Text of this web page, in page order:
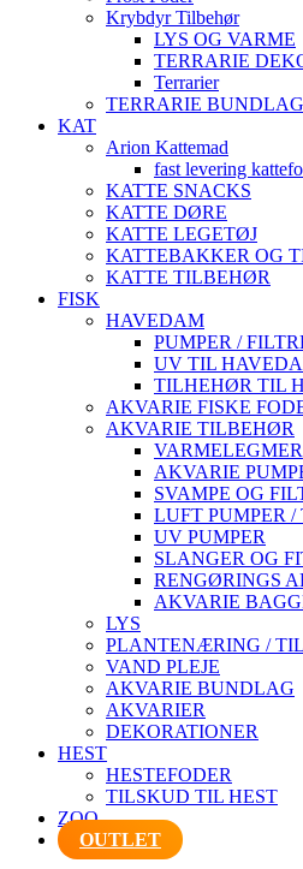
Krybdyr Tilbehør
LYS OG VARME
TERRARIE
Terrarier
TERRARIE BUNDLAG
KAT
Arion Kattemad
fast levering
KATTE SNACKS
KATTE DØRE
KATTE LEGETØJ
KATTEBAKKER OG
KATTE TILBEHØR
FISK
HAVEDAM
PUMPER /
UV TIL
TILHEHØR TIL
AKVARIE FISKE
AKVARIE TILBEHØR
VARMELEGMER
AKVARIE
SVAMPE OG
LUFT PUMPER
UV PUMPER
SLANGER OG
RENGØRINGS
AKVARIE
LYS
PLANTENÆRING /
VAND PLEJE
AKVARIE BUNDLAG
AKVARIER
DEKORATIONER
HEST
HESTEFODER
TILSKUD TIL HEST
ZOO
OUTLET